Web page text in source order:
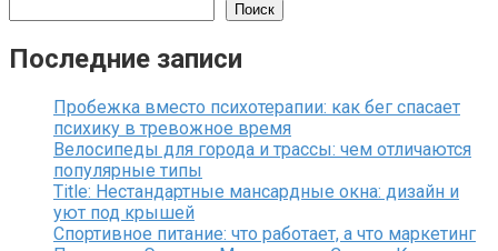
Поиск
Последние записи
Пробежка вместо психотерапии: как бег спасает
психику в тревожное время
Велосипеды для города и трассы: чем отличаются
популярные типы
Title: Нестандартные мансардные окна: дизайн и
уют под крышей
Спортивное питание: что работает, а что маркетинг